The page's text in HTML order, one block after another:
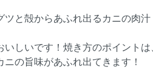
と殻からあふれ出るカニの肉
しいです！焼き方のポイント
の旨味があふれ出てきます！